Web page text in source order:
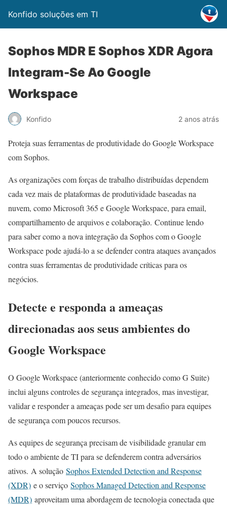
Konfido soluções em TI
Sophos MDR E Sophos XDR Agora
Integram-Se Ao Google
Workspace
Konfido 2 anos atrás
Proteja suas ferramentas de produtividade do Google Workspace
com Sophos.
As organizações com forças de trabalho distribuídas dependem
cada vez mais de plataformas de produtividade baseadas na
nuvem, como Microsoft 365 e Google Workspace, para email,
compartilhamento de arquivos e colaboração. Continue lendo
para saber como a nova integração da Sophos com o Google
Workspace pode ajudá-lo a se defender contra ataques avançados
contra suas ferramentas de produtividade críticas para os
negócios.
Detecte e responda a ameaças
direcionadas aos seus ambientes do
Google Workspace
O Google Workspace (anteriormente conhecido como G Suite)
inclui alguns controles de segurança integrados, mas investigar,
validar e responder a ameaças pode ser um desafio para equipes
de segurança com poucos recursos.
As equipes de segurança precisam de visibilidade granular em
todo o ambiente de TI para se defenderem contra adversários
ativos. A solução Sophos Extended Detection and Response
(XDR) e o serviço Sophos Managed Detection and Response
(MDR) aproveitam uma abordagem de tecnologia conectada que